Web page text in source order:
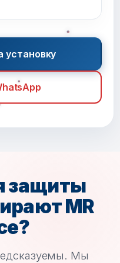
установку
защиты
MR
Мы